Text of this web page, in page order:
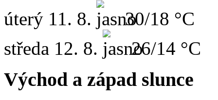
úterý 11. 8.
30/18 °C
středa 12. 8. 26/14 °C
Východ a západ slunce